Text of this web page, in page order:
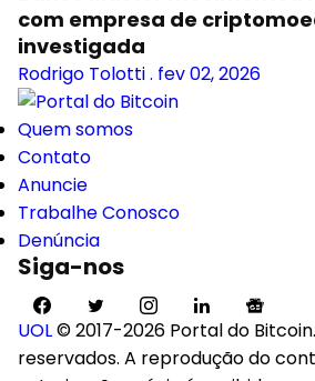
com empresa de
investigada
Rodrigo Tolotti. fev 02, 2026
Quem somos
Contato
Anuncie
Trabalhe Conosco
Denúncia
Siga-nos
UOL© 2017-2026 Portal do
reservados. A reprodução do